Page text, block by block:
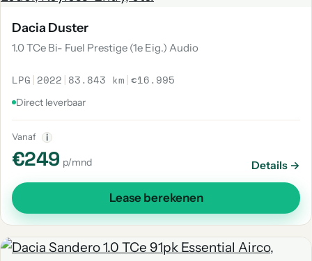
Dacia Duster
1.0 TCe Bi- Fuel Prestige (1e Eig.) Audio
LPG | 2022 | 83.843 km |€16.995
Direct leverbaar
Vanaf i
€249 p/mnd Details →
Lease berekenen